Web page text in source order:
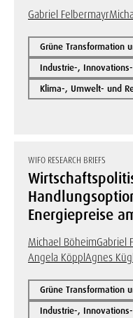
Gabriel Felbermayr
Grüne Transformation
Industrie-,
Klima-, Umwelt- und
WIFO RESEARCH BRIEFS
Energiepreise
Michael BöheimGabriel
Angela KöpplAgnes
Grüne Transformation
Industrie-,